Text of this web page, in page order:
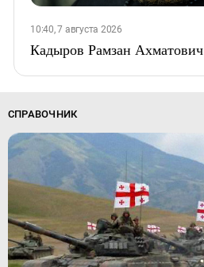
10:40, 7 августа 2026
Кадыров Рамзан Ахматович
СПРАВОЧНИК